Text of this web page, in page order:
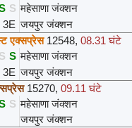
S महेसाणा जंक्शन
3E जयपुर जंक्शन
एक्सप्रेस 12548,08.31 घंटे
S S महेसाणा जंक्शन
3E जयपुर जंक्शन
15270,09.11 घंटे
S महेसाणा जंक्शन
जयपुर जंक्शन